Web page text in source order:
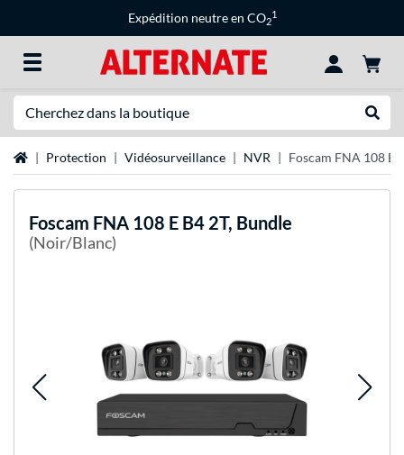
Expédition neutre en CO2
1
Page d'accueil
Protection Vidéosurveillance NVR Foscam FNA 108 E
Foscam FNA 108 E B4 2T, Bundle
(Noir/Blanc)